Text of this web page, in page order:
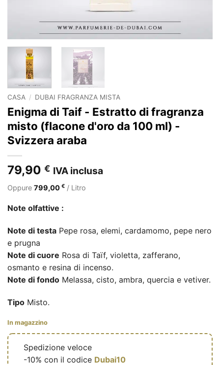
CASA / DUBAI FRAGRANZA MISTA
Enigma di Taif - Estratto di fragranza
misto (flacone d'oro da 100 ml) -
Svizzera araba
79,90 € IVA inclusa
Oppure 799,00 € / Litro
Note olfattive :
Note di testa Pepe rosa, elemi, cardamomo, pepe nero
e prugna
Note di cuore Rosa di Taïf, violetta, zafferano,
osmanto e resina di incenso.
Note di fondo Melassa, cisto, ambra, quercia e vetiver.
Tipo Misto.
In magazzino
Spedizione veloce
-10% con il codice Dubai10